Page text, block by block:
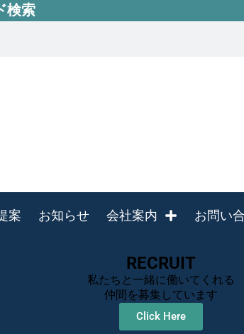
検索
案 お知らせ 会社案内 お問い
RECRUIT
私たちと一緒に働いてくれる
仲間を募集しています
Click Here